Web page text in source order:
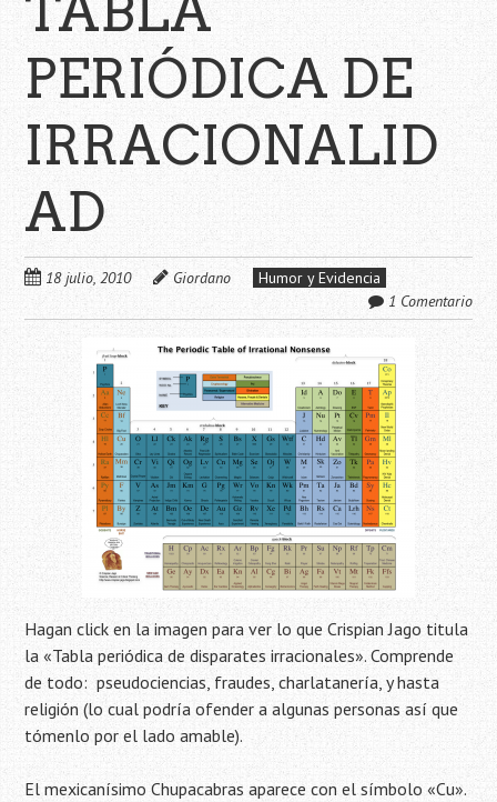
PERIÓDICA DE
IRRACIONALID
AD
18 julio, 2010 Giordano
Humor y Evidencia
1 Comentario
Hagan click en la imagen para ver lo que Crispian Jago titula
la «Tabla periódica de disparates irracionales». Comprende
de todo: pseudociencias, fraudes, charlatanería, y hasta
religión (lo cual podría ofender a algunas personas así que
tómenlo por el lado amable).
El mexicanísimo Chupacabras aparece con el símbolo «Cu».